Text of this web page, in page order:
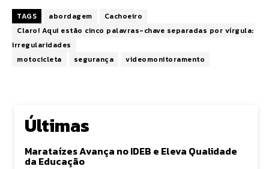
TAGS abordagem
Cachoeiro
Claro! Aqui estão cinco palavras-chave separadas por vírgula:
irregularidades
motocicleta
segurança videomonitoramento
Últimas
Marataízes Avança no IDEB e Eleva Qualidade
da Educação